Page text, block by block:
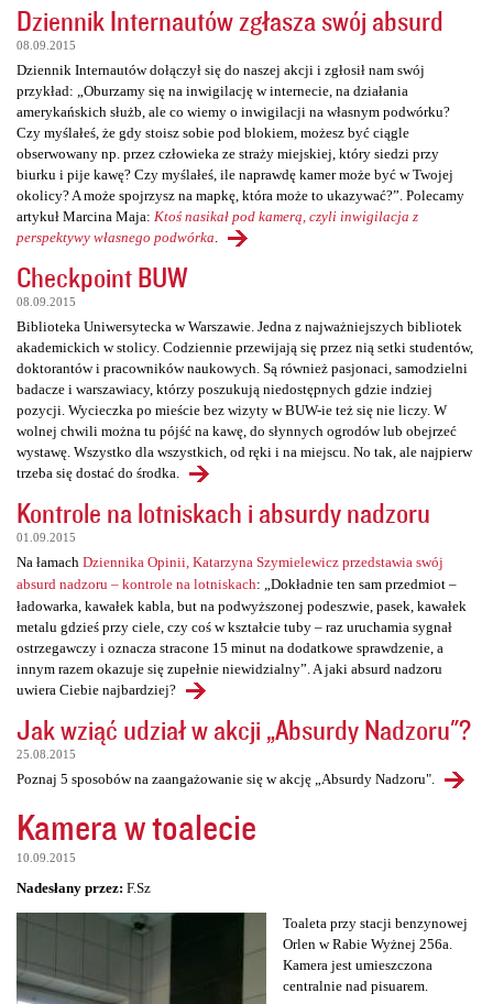
Dziennik Internautów zgłasza swój absurd
08.09.2015
Dziennik Internautów dołączył się do naszej akcji i zgłosił nam swój
przykład: „Oburzamy się na inwigilację w internecie, na działania
amerykańskich służb, ale co wiemy o inwigilacji na własnym podwórku?
Czy myślałeś, że gdy stoisz sobie pod blokiem, możesz być ciągle
obserwowany np. przez człowieka ze straży miejskiej, który siedzi przy
biurku i pije kawę? Czy myślałeś, ile naprawdę kamer może być w Twojej
okolicy? A może spojrzysz na mapkę, która może to ukazywać?”. Polecamy
artykuł Marcina Maja: Ktoś nasikał pod kamerą, czyli inwigilacja z
perspektywy własnego podwórka
Checkpoint BUW
08.09.2015
Biblioteka Uniwersytecka w Warszawie. Jedna z najważniejszych bibliotek
akademickich w stolicy. Codziennie przewijają się przez nią setki studentów,
doktorantów i pracowników naukowych. Są również pasjonaci, samodzielni
badacze i warszawiacy, którzy poszukują niedostępnych gdzie indziej
pozycji. Wycieczka po mieście bez wizyty w BUW-ie też się nie liczy. W
wolnej chwili można tu pójść na kawę, do słynnych ogrodów lub obejrzeć
wystawę. Wszystko dla wszystkich, od ręki i na miejscu. No tak, ale najpierw
trzeba się dostać do środka.
Kontrole na lotniskach i absurdy nadzoru
01.09.2015
Na łamach Dziennika Opinii, Katarzyna Szymielewicz przedstawia swój
absurd nadzoru – kontrole na lotniskach: „Dokładnie ten sam przedmiot –
ładowarka, kawałek kabla, but na podwyższonej podeszwie, pasek, kawałek
metalu gdzieś przy ciele, czy coś w kształcie tuby – raz uruchamia sygnał
ostrzegawczy i oznacza stracone 15 minut na dodatkowe sprawdzenie, a
innym razem okazuje się zupełnie niewidzialny”. A jaki absurd nadzoru
uwiera Ciebie najbardziej?
Jak wziąć udział w akcji „Absurdy Nadzoru"?
25.08.2015
Poznaj 5 sposobów na zaangażowanie się w akcję „Absurdy Nadzoru".
Kamera w toalecie
10.09.2015
Nadesłany przez: F.Sz
Toaleta przy stacji benzynowej
Orlen w Rabie Wyżnej 256a.
Kamera jest umieszczona
centralnie nad pisuarem.